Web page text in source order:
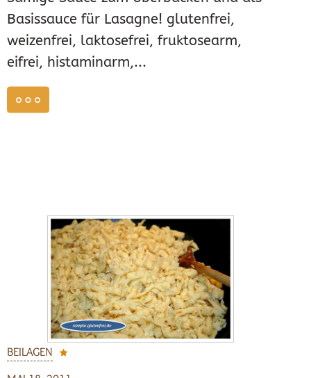
Basissauce für Lasagne! glutenfrei,
weizenfrei, laktosefrei, fruktosearm,
eifrei, histaminarm,...
BEILAGEN